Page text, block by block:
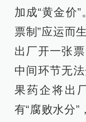
加成“黄金价
票制”应运而
出厂开一张
中间环节无
果药企将出
有“腐败水分”